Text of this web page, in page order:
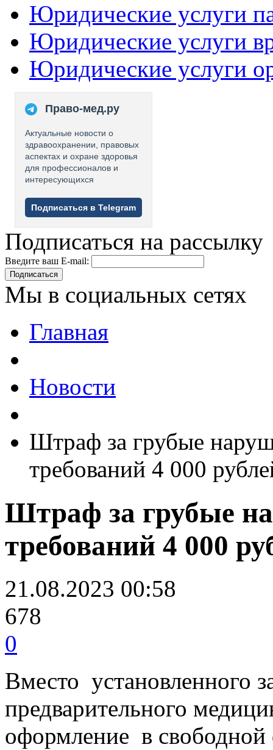
Юридические услуги
Юридические услуги
Юридические услуги
Право-мед.ру
Актуальные новости о
здравоохранении, правовых
аспектах и охране здоровья
для профессионалов и
интересующихся
Подписаться в Telegram
Подписаться на рассылку
Введите ваш E-mail:
Подписаться
Мы в социальных сетях
Главная
Новости
Штраф за грубые
требований 4 000
Штраф за грубые
требований 4 000
21.08.2023 00:58
678
0
Вместо установленного
предварительного
оформление в